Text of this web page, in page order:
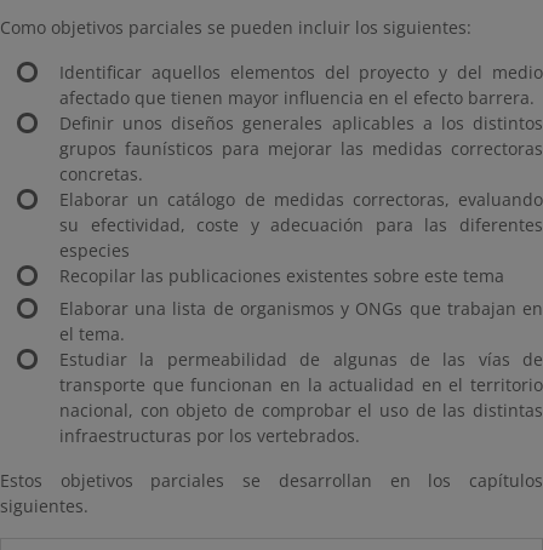
Como objetivos parciales se pueden incluir los siguientes:
Identificar aquellos elementos del proyecto y del medio
afectado que tienen mayor influencia en el efecto barrera.
Definir unos diseños generales aplicables a los distintos
grupos faunísticos para mejorar las medidas correctoras
concretas.
Elaborar un catálogo de medidas correctoras, evaluando
su efectividad, coste y adecuación para las diferentes
especies
Recopilar las publicaciones existentes sobre este tema
Elaborar una lista de organismos y ONGs que trabajan en
el tema.
Estudiar la permeabilidad de algunas de las vías de
transporte que funcionan en la actualidad en el territorio
nacional, con objeto de comprobar el uso de las distintas
infraestructuras por los vertebrados.
Estos objetivos parciales se desarrollan en los capítulos
siguientes.